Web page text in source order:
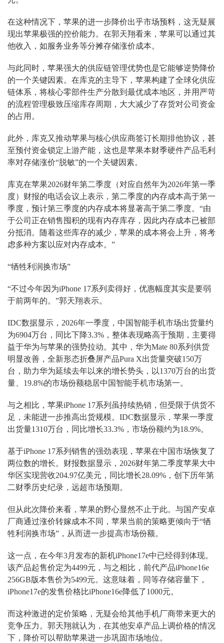
在这种情况下，苹果的进一步降价出乎市场预料，这无疑展
现出苹果极强的控价能力。在郭天翔看来，苹果可以通过其
他收入，如服务业务等分摊存储涨价成本。
与此同时，苹果强大的供应链管理优势也是它能够逆势降价
的一个关键因素。在库克的主导下，苹果构建了全球化供应
链体系，将核心零部件生产分散到最优成本地区，并用严苛
的流程管理极致压缩库存周期，大大减少了存货对公司资金
的占用。
此外，库克又推动苹果与核心供应商签订长期排他协议，甚
至预付资金锁定上游产能，这也是苹果本财季硬件产品毛利
率对存储涨价“脱敏”的一个关键因素。
库克在苹果2026财年第二季度（对应自然年为2026年第一季
度）财报的电话会议上表示，第二季度的内存成本高于第一
季度，预计第三季度的内存成本将显著高于第二季度。“由
于公司正在销售囤积的现有内存库存，因此内存成本已被部
分抵消。随着这些库存的减少，苹果的成本将会上升，将考
虑多种方案以应对内存成本。”
“牺牲利润换市场”
“不过今年因为iPhone 17系列卖得好，优惠幅度其实是要弱
于前两年的。”郭天翔表示。
IDC数据显示，2026年一季度，中国智能手机市场出货量约
为6904万台，同比下降3.3%，整体表现略高于预期，主要得
益于华为与苹果的强势拉动。其中，华为Mate 80系列供货
明显改善，全新形态折叠屏产品Pura X出货量突破150万
台，助力华为延续去年以来的增长势头，以1370万台的出货
量、19.8%的市场份额稳居中国智能手机市场第一。
与之相比，苹果iPhone 17系列虽持续热销，但受限于供货不
足，未能进一步推高出货规模。IDC数据显示，苹果一季度
出货量1310万台，同比增长33.3%，市场份额约为18.9%。
基于iPhone 17系列销售的强劲表现，苹果在中国市场恢复了
两位数的增长。财报数据显示，2026财年第二季度苹果大中
华区实现营收204.97亿美元，同比增长28.09%，创下历年第
二财季历史纪录，远超市场预期。
但从此次降价来看，苹果的野心显然不止于此。与国产安卓
厂商通过涨价转嫁成本不同，苹果当前的策略更倾向于“牺
牲利润换市场”，从而进一步提高市场份额。
这一点，在今年3月发布的新机iPhone17e中已经得到体现。
该产品起售价定为4499元，与之相比，前代产品iPhone16e
256GB版本售价为5499元。这意味着，同等存储容量下，
iPhone17e的发售价格比iPhone16e降低了1000元。
而这种激进的定价策略，无疑会给其他手机厂商带来更大的
竞争压力。郭天翔就认为，在其他安卓产品上调价格的情况
下，降价可以帮助苹果进一步巩固市场地位。